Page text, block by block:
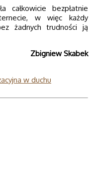
całkowicie bezpłatnie
w więc każdy
żadnych trudności ją
Zbigniew Skabek
w duchu